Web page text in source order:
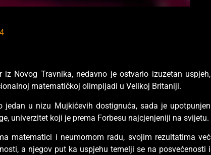
Novog Travnika, nedavno je ostvario izuzetan uspjeh,
matematičkoj olimpijadi u Velikoj Britaniji.
jedan u nizu Mujkićevih dostignuća, sada je upotpunjen
univerzitet koji je prema Forbesu najcjenjeniji na svijetu.
matematici i neumornom radu, svojim rezultatima već
a njegov put ka uspjehu temelji se na posvećenosti i